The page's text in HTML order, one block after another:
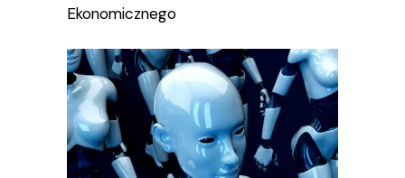
Ekonomicznego